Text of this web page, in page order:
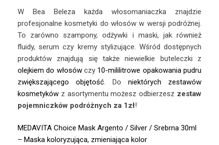
W Bea Beleza każda włosomaniaczka znajdzie
profesjonalne kosmetyki do włosów w wersji podróżnej.
To zarówno szampony, odżywki i maski, jak również
fluidy, serum czy kremy stylizujące. Wśród dostępnych
produktów znajdują się także niewielkie buteleczki z
olejkiem do włosówczy 10-mililitrowe opakowania pudru
zwiększającego objętość. Doniektórych zestawów
kosmetykówz asortymentu możesz odbierzesz zestaw
pojemniczków podróżnych za 1zł!
MEDAVITA Choice Mask Argento / Silver / Srebrna 30ml
– Maska koloryzująca, zmieniająca kolor